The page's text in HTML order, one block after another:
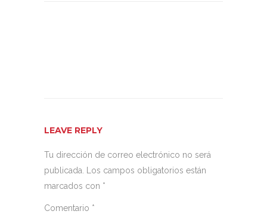
LEAVE REPLY
Tu dirección de correo electrónico no será
publicada.
Los campos obligatorios están
marcados con *
Comentario *